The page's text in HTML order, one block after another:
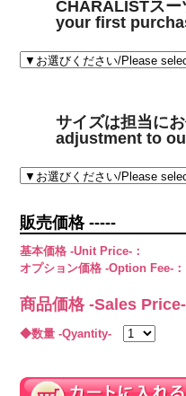
CHARALISTス
your first
サイズは担当に
adjustment to
販売価格 -----
基本価格 -Unit Price-：
オプション価格 -Option Fee-：
商品価格 -Sales Price-
◆数量 -Qyantity-